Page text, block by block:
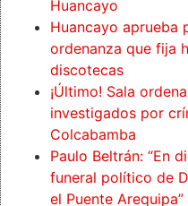
Huancayo
Huancayo aprueba
ordenanza que fija
discotecas
¡Último! Sala
investigados por
Colcabamba
Paulo Beltrán: “En
funeral político de
el Puente Arequipa”